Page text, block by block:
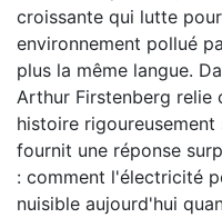
croissante qui lutte
environnement pollué
plus la même langue.
Arthur Firstenberg relie
histoire
fournit une réponse
: comment l'électricité
nuisible aujourd'hui